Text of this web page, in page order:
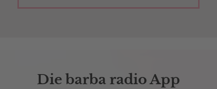
Die barba radio App